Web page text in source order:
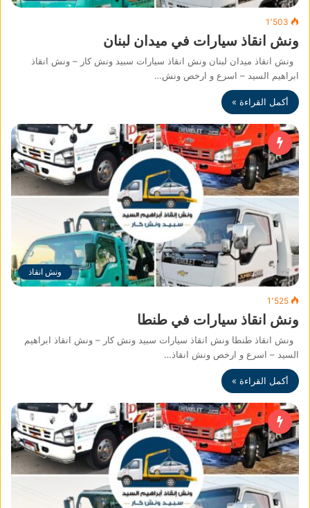
1٬503
ونش انقاذ سيارات في ميدان لبنان
ونش انقاذ ميدان لبنان ونش انقاذ سيارات سبيد ونش كار – ونش انقاذ
ابراهيم السيد – اسرع و ارخص ونش…
أكمل القراءة »
ونش انقاذ
1٬525
ونش انقاذ سيارات في طنطا
ونش انقاذ طنطا ونش انقاذ سيارات سبيد ونش كار – ونش انقاذ ابراهيم
السيد – اسرع و ارخص ونش انقاذ…
أكمل القراءة »